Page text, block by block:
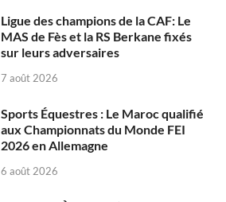
Ligue des champions de la CAF: Le
MAS de Fès et la RS Berkane fixés
sur leurs adversaires
7 août 2026
Sports Équestres : Le Maroc qualifié
aux Championnats du Monde FEI
2026 en Allemagne
6 août 2026